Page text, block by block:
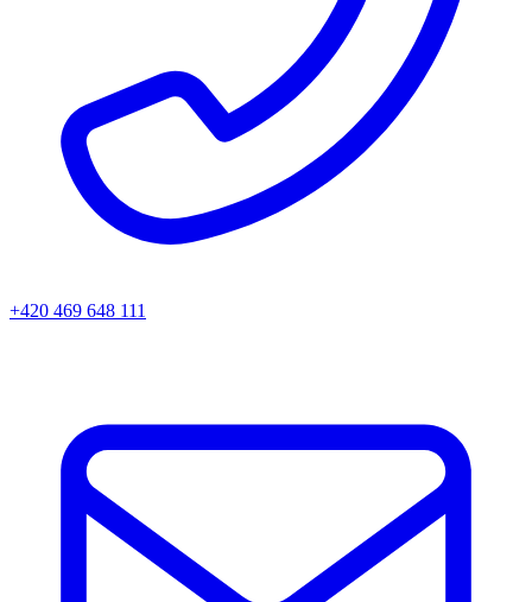
+420 469 648 111